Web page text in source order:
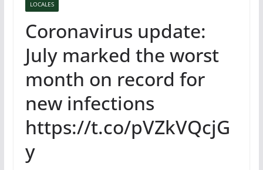
LOCALES
Coronavirus update:
July marked the worst
month on record for
new infections
https://t.co/pVZkVQcjG
y